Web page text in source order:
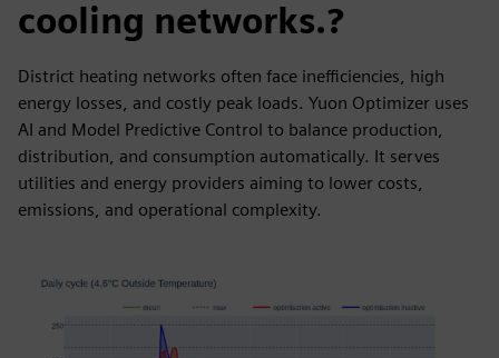
cooling networks.?
District heating networks often face inefficiencies, high
energy losses, and costly peak loads. Yuon Optimizer uses
AI and Model Predictive Control to balance production,
distribution, and consumption automatically. It serves
utilities and energy providers aiming to lower costs,
emissions, and operational complexity.